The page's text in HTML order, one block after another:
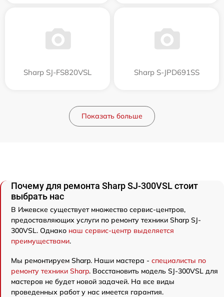
Sharp SJ-FS820VSL Sharp S-JPD691SS
Показать больше
Почему для ремонта Sharp SJ-300VSL стоит
выбрать нас
В Ижевске существует множество сервис-центров,
предоставляющих услуги по ремонту техники Sharp SJ-
300VSL. Однако наш сервис-центр выделяется
преимуществами.
Мы ремонтируем Sharp. Наши мастера - специалисты по
ремонту техники Sharp. Восстановить модель SJ-300VSL для
мастеров не будет новой задачей. На все виды
проведенных работ у нас имеется гарантия.